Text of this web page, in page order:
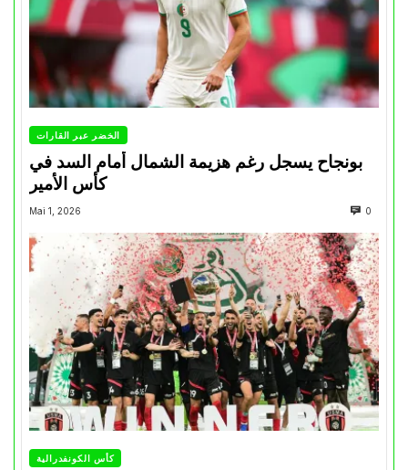
الخضر عبر القارات
بونجاح يسجل رغم هزيمة الشمال أمام السد في
كأس الأمير
Mai 1, 2026 0
كأس الكونفدرالية